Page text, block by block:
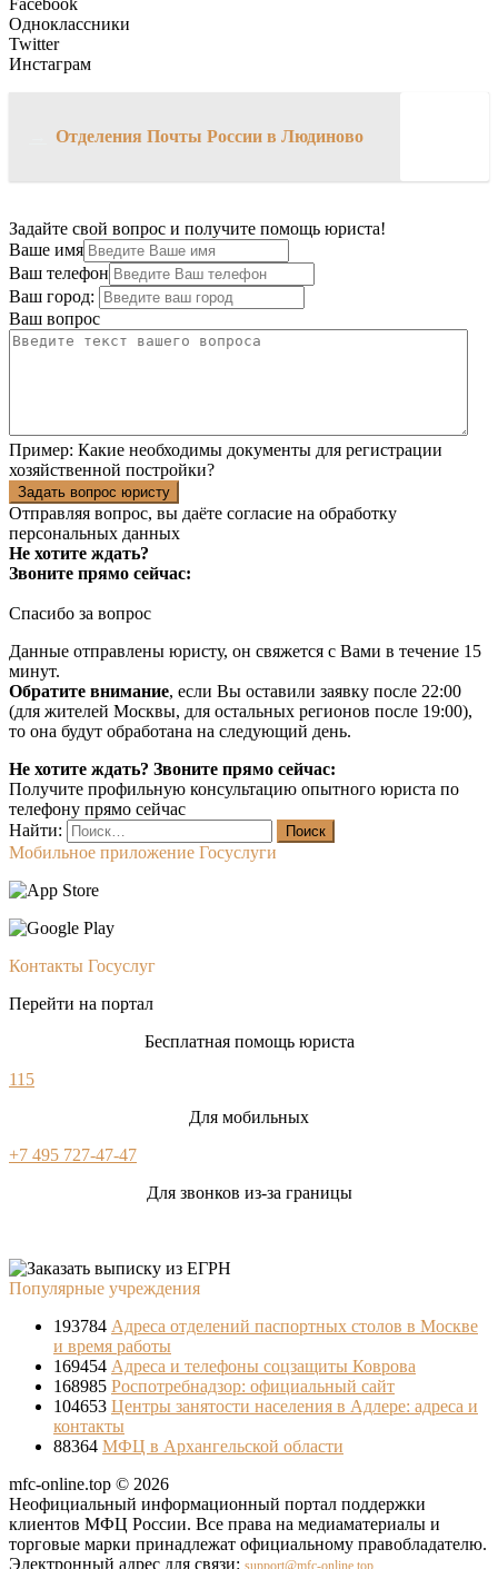
Facebook
Одноклассники
Twitter
Инстаграм
Отделения Почты России в Людиново
Задайте свой вопрос и получите помощь юриста!
Ваше имя
Ваш телефон
Ваш город:
Ваш вопрос
Пример: Какие необходимы документы для регистрации
хозяйственной постройки?
Задать вопрос юристу
Отправляя вопрос, вы даёте согласие на обработку
персональных данных
Не хотите ждать?
Звоните прямо сейчас:
Спасибо за вопрос
Данные отправлены юристу, он свяжется с Вами в течение 15
минут.
Обратите внимание, если Вы оставили заявку после 22:00
(для жителей Москвы, для остальных регионов после 19:00),
то она будут обработана на следующий день.
Не хотите ждать? Звоните прямо сейчас:
Получите профильную консультацию опытного юриста по
телефону прямо сейчас
Найти:
Мобильное приложение Госуслуги
Контакты Госуслуг
Перейти на портал
Бесплатная помощь юриста
115
Для мобильных
+7 495 727-47-47
Для звонков из-за границы
Популярные учреждения
193784 Адреса отделений паспортных столов в Москве
и время работы
169454 Адреса и телефоны соцзащиты Коврова
168985 Роспотребнадзор: официальный сайт
104653 Центры занятости населения в Адлере: адреса и
контакты
88364 МФЦ в Архангельской области
mfc-online.top © 2026
Неофициальный информационный портал поддержки
клиентов МФЦ России. Все права на медиаматериалы и
торговые марки принадлежат официальному правобладателю.
Электронный адрес для связи: support@mfc-online.top